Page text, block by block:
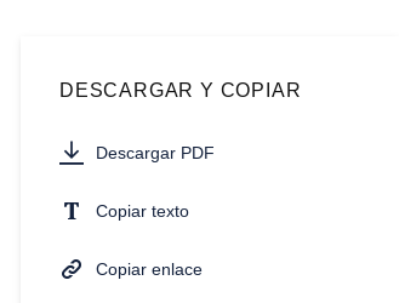
DESCARGAR Y COPIAR
Descargar PDF
Copiar texto
Copiar enlace